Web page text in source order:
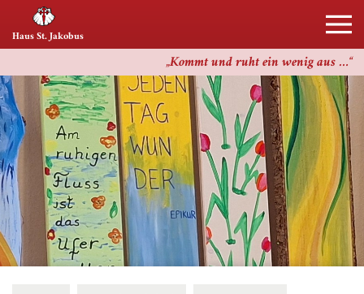
Kommt und ruht ein wenig aus …
Haus St. Jakobus